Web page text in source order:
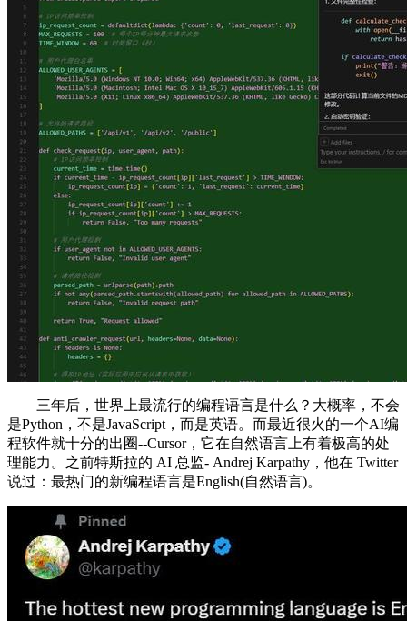
三年后，世界上最流行的编程语言是什么？大概率，不会
是Python，不是JavaScript，而是英语。而最近很火的一个AI编
程软件就十分的出圈--Cursor，它在自然语言上有着极高的处
理能力。之前特斯拉的 AI 总监- Andrej Karpathy，他在 Twitter
说过：最热门的新编程语言是English(自然语言)。